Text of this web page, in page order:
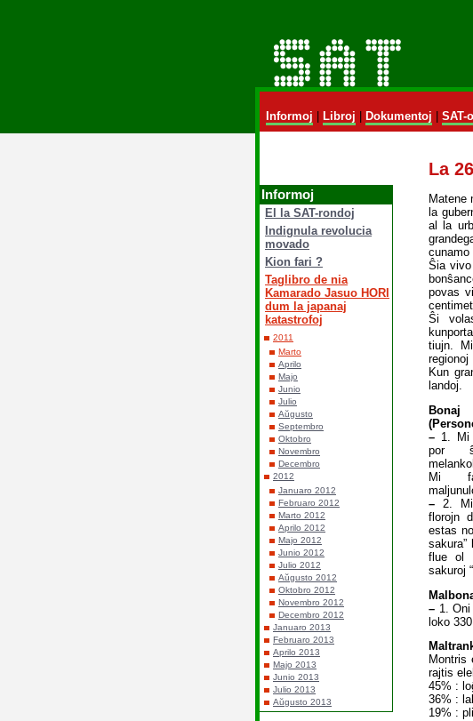
Informoj Libroj Dokumentoj SAT-
Informoj
El la SAT-rondoj
Indignula revolucia
movado
Kion fari ?
Taglibro de nia
Kamarado Jasuo HORI
dum la japanaj
katastrofoj
2011
Marto
Aprilo
Majo
Junio
Julio
Aŭgusto
Septembro
Oktobro
Novembro
Decembro
2012
Januaro 2012
Februaro 2012
Marto 2012
Aprilo 2012
Majo 2012
Junio 2012
Julio 2012
Aŭgusto 2012
Oktobro 2012
Novembro 2012
Decembro 2012
Januaro 2013
Februaro 2013
Aprilo 2013
Majo 2013
Junio 2013
Julio 2013
Aŭgusto 2013
La
Matene
la
al la
cunamo
Ŝia vivo
povas
Ŝi
tiujn.
Kun
landoj.
– 1. Mi
por
Mi
– 2.
florojn
estas
sakura”
flue ol
sakuroj
– 1.
loko
Montris
rajtis
45% :
36% :
19% :